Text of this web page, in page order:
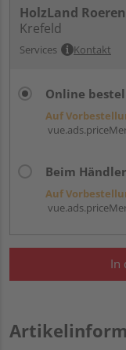
HolzLand Roeren
Krefeld
Services Kontakt
Online
Auf
Beim
Auf
In